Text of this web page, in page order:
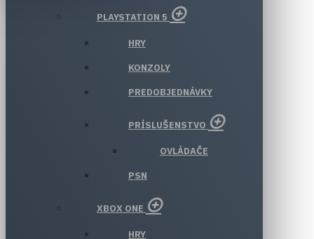
PLAYSTATION 5
HRY
KONZOLY
PREDOBJEDNÁVKY
PRÍSLUŠENSTVO
OVLÁDAČE
PSN
XBOX ONE
HRY